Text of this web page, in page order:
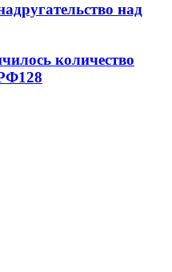
над
количество
128